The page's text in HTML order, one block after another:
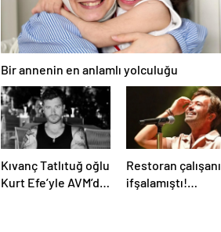
Bir annenin en anlamlı yolculuğu
Kıvanç Tatlıtuğ oğlu
Kurt Efe’yle AVM’de
Restoran çalışanı
ifşalamıştı!